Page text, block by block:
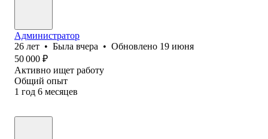
Администратор
26 лет • Была вчера • Обновлено 19 июня
50 000 ₽
Активно ищет работу
Общий опыт
1 год 6 месяцев